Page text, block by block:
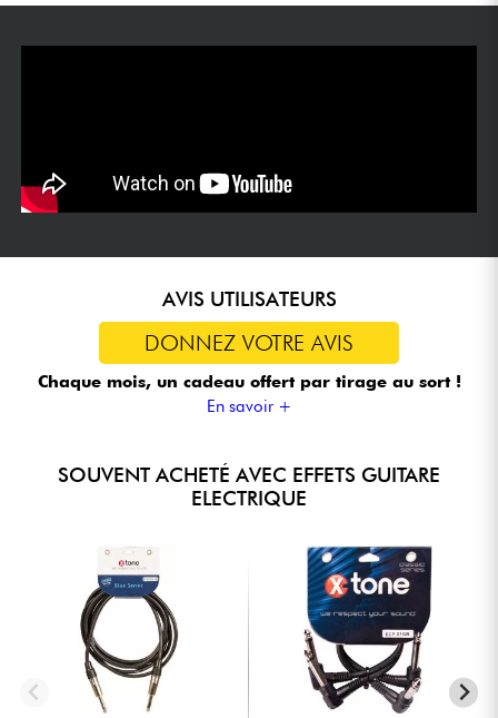
AVIS UTILISATEURS
DONNEZ VOTRE AVIS
Chaque mois, un cadeau offert par tirage au sort !
En savoir +
SOUVENT ACHETÉ AVEC EFFETS GUITARE
ELECTRIQUE